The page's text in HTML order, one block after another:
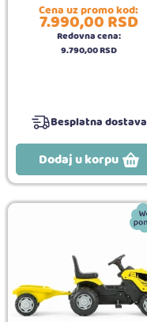
Cena uz promo kod:
7.990,00RSD
Redovna cena:
9.790,00RSD
Besplatna dostava
Dodaj u korpu